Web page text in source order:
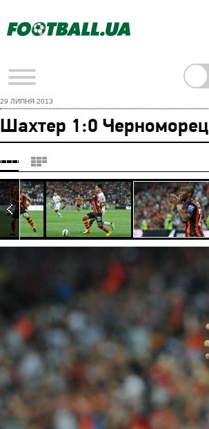
29 ЛИПНЯ 2013
Шахтер 1:0 Черноморец